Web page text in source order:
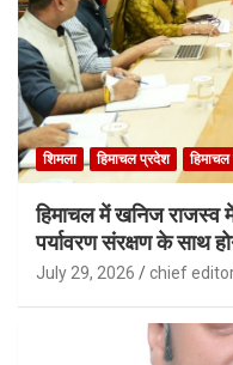
शिमला हिमाचल प्रदेश हिमाचल
हिमाचल में खनिज राजस्व में
पर्यावरण संरक्षण के साथ
July 29, 2026 chief